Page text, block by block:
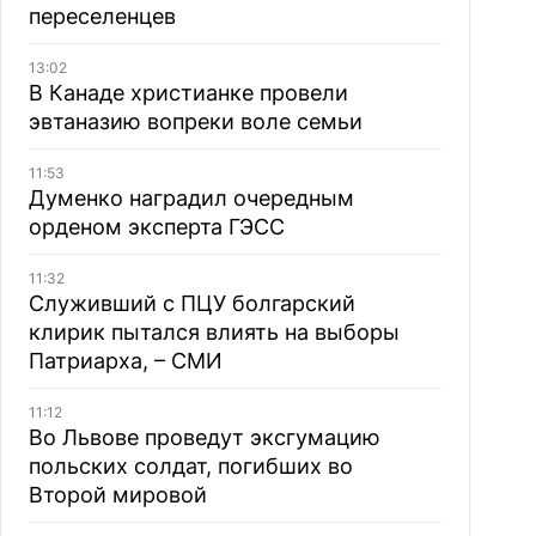
переселенцев
13:02
В Канаде христианке провели
эвтаназию вопреки воле семьи
11:53
Думенко наградил очередным
орденом эксперта ГЭСС
11:32
Служивший с ПЦУ болгарский
клирик пытался влиять на выборы
Патриарха, – СМИ
11:12
Во Львове проведут эксгумацию
польских солдат, погибших во
Второй мировой